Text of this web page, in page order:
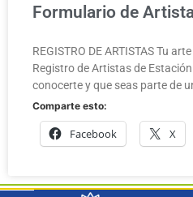
Formulario de
REGISTRO DE ARTISTAS Tu
Registro de Artistas de
conocerte y que seas parte de
Comparte esto:
Facebook X